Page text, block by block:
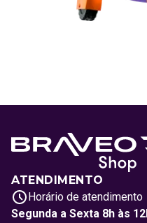
ATENDIMENTO
Horário de atendimento
Segunda a Sexta 8h às